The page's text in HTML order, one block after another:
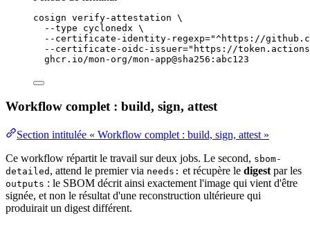
cosign verify-attestation \
--type
cyclonedx \
--certificate-identity-regexp="^https://
--certificate-oidc-issuer=" https://
ghcr.io/mon-org/mon-app@sha256:abc123
Workflow complet : build, sign, attest
Section intitulée « Workflow complet : build, sign, attest »
Ce workflow répartit le travail sur deux jobs. Le second, sbom-
detailed , attend le premier via needs: et récupère le digest par les
outputs : le SBOM décrit ainsi exactement l'image qui vient d'être
signée, et non le résultat d'une reconstruction ultérieure qui
produirait un digest différent.